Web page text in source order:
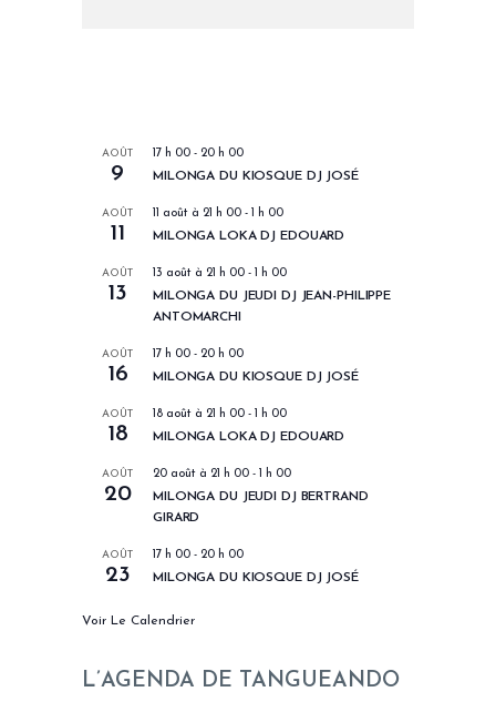
AOÛT
9
17 h 00 - 20 h 00
MILONGA DU KIOSQUE DJ JOSÉ
AOÛT
11
11 août à 21 h 00 - 1 h 00
MILONGA LOKA DJ EDOUARD
AOÛT
13
13 août à 21 h 00 - 1 h 00
MILONGA DU JEUDI DJ JEAN-PHILIPPE
ANTOMARCHI
AOÛT
16
17 h 00 - 20 h 00
MILONGA DU KIOSQUE DJ JOSÉ
AOÛT
18
18 août à 21 h 00 - 1 h 00
MILONGA LOKA DJ EDOUARD
AOÛT
20
20 août à 21 h 00 - 1 h 00
MILONGA DU JEUDI DJ BERTRAND
GIRARD
AOÛT
23
17 h 00 - 20 h 00
MILONGA DU KIOSQUE DJ JOSÉ
Voir Le Calendrier
L’AGENDA DE TANGUEANDO